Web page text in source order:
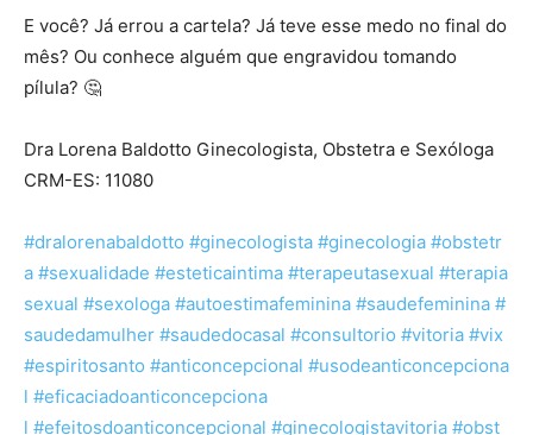
E você? Já errou a cartela? Já teve esse medo no final do
mês? Ou conhece alguém que engravidou tomando
pílula? 🤔
Dra Lorena Baldotto Ginecologista, Obstetra e Sexóloga
CRM-ES: 11080
#dralorenabaldotto #ginecologista #ginecologia #obstetr
a #sexualidade #esteticaintima #terapeutasexual #terapia
sexual #sexologa #autoestimafeminina #saudefeminina #
saudedamulher #saudedocasal #consultorio #vitoria #vix
#espiritosanto #anticoncepcional #usodeanticoncepciona
l #eficaciadoanticoncepciona
l #efeitosdoanticoncepcional #ginecologistavitoria #obst